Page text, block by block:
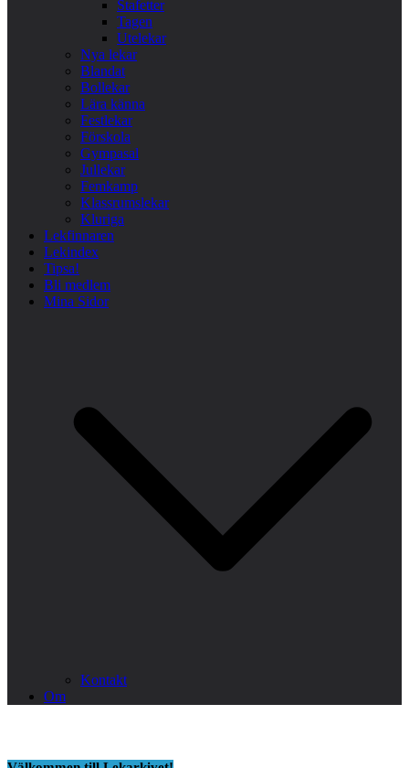
Stafetter
Tagen
Utelekar
Nya lekar
Blandat
Bollekar
Lära känna
Festlekar
Förskola
Gympasal
Jullekar
Femkamp
Klassrumslekar
Kluriga
Lekfinnaren
Lekindex
Tipsa!
Bli medlem
Mina Sidor
Kontakt
Om